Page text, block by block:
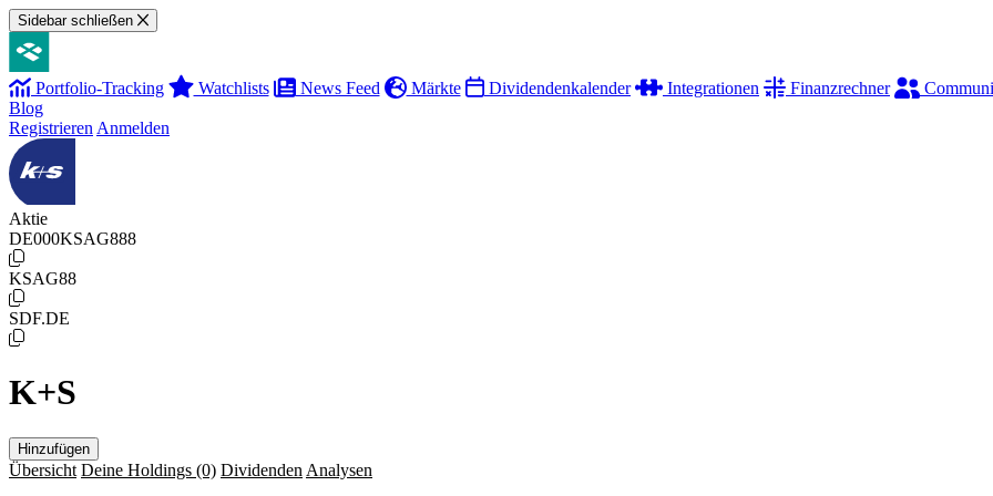
Sidebar schließen
Portfolio-Tracking Watchlists News Feed Märkte Dividendenkalender Integrationen Finanzrechner
Blog
Registrieren Anmelden
Aktie
DE000KSAG888
KSAG88
SDF.DE
K+S
Hinzufügen
Übersicht Deine Holdings (0) Dividenden Analysen